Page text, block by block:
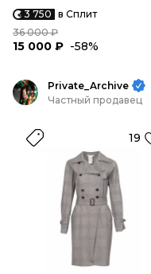
3 750 в Сплит
36 000 ₽
15 000 ₽ -58%
Private_Archive
Частный продавец
19